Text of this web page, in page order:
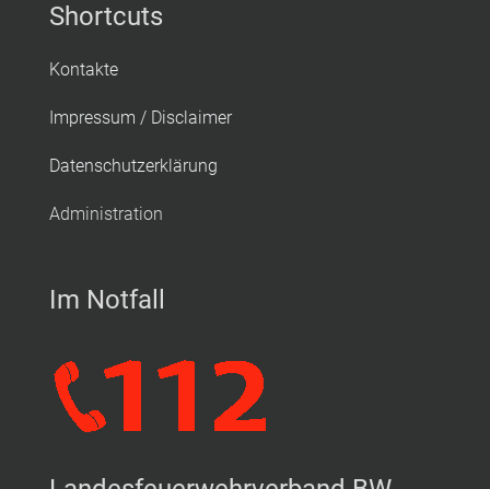
Shortcuts
Kontakte
Impressum / Disclaimer
Datenschutzerklärung
Administration
Im Notfall